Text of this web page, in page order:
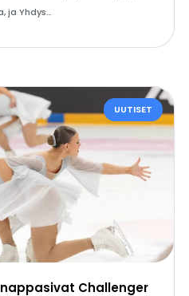
ja Yhdys…
UUTISET
Challenger